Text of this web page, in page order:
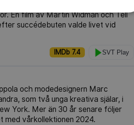
En film av Martin Widman och Tell
succédebuten valde livet vid
IMDb 7.4 SVT Play
och modedesignern Marc
som två unga kreativa själar, i
York. Mer än 30 år senare följer
med vårkollektionen 2024.